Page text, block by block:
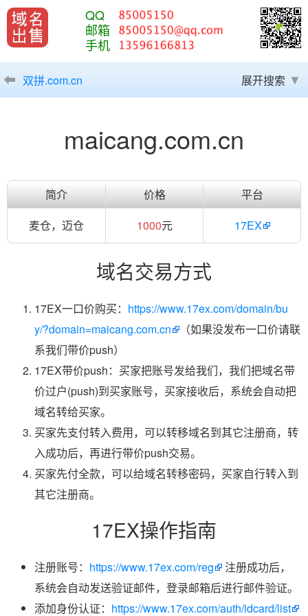
QQ
邮箱
手机
双拼.com.cn 展开搜索
maicang.com.cn
简介 价格
平台
麦仓，迈仓
1000元 17EX
域名交易方式
17EX一口价购买： https://www.17ex.com/domain/bu
y/?domain=maicang.com.cn
（如果没发布一口价请联
系我们带价push）
17EX带价push：买家把账号发给我们，我们把域名带
价过户(push)到买家账号，买家接收后，系统会自动把
域名转给买家。
买家先支付转入费用，可以转移域名到其它注册商，转
入成功后，再进行带价push交易。
买家先付全款，可以给域名转移密码，买家自行转入到
其它注册商。
17EX操作指南
注册账号： https://www.17ex.com/reg
注册成功后，
系统会自动发送验证邮件，登录邮箱后进行邮件验证。
添加身份认证： https://www.17ex.com/auth/idcard/list